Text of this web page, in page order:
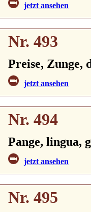
jetzt ansehen
Nr. 493
Preise, Zunge,
jetzt ansehen
Nr. 494
Pange, lingua,
jetzt ansehen
Nr. 495